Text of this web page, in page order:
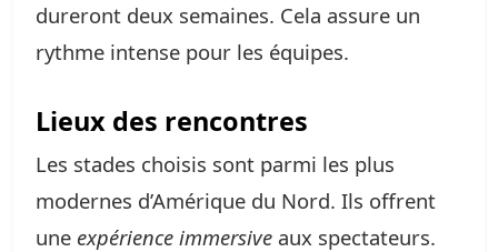
dureront deux semaines. Cela assure un
rythme intense pour les équipes.
Lieux des rencontres
Les stades choisis sont parmi les plus
modernes d’Amérique du Nord. Ils offrent
une expérience immersive aux spectateurs.